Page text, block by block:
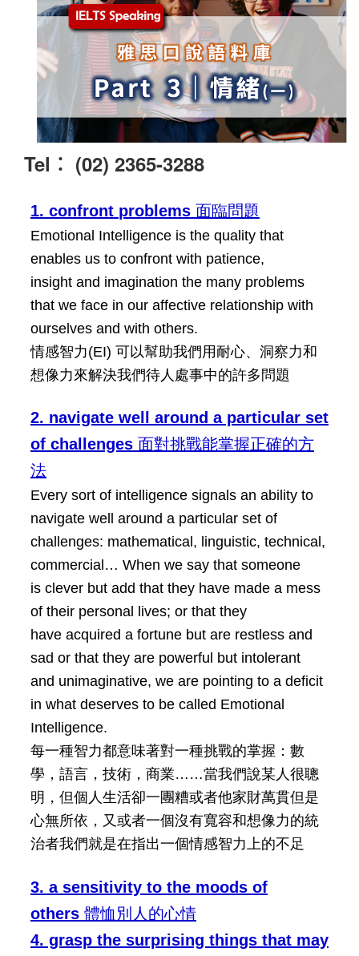
Tel︰ (02) 2365-3288
1. confront problems 面臨問題
Emotional Intelligence is the quality that
enables us to confront with patience,
insight and imagination the many problems
that we face in our affective relationship with
ourselves and with others.
情感智力(EI) 可以幫助我們用耐心、洞察力和
想像力來解決我們待人處事中的許多問題
2. navigate well around a particular set
of challenges 面對挑戰能掌握正確的方
法
Every sort of intelligence signals an ability to
navigate well around a particular set of
challenges: mathematical, linguistic, technical,
commercial … When we say that someone
is clever but add that they have made a mess
of their personal lives; or that they
have acquired a fortune but are restless and
sad or that they are powerful but intolerant
and unimaginative, we are pointing to a deficit
in what deserves to be called Emotional
Intelligence.
每一種智力都意味著對一種挑戰的掌握：數
學，語言，技術，商業……當我們說某人很聰
明，但個人生活卻一團糟或者他家財萬貫但是
心無所依，又或者一個沒有寬容和想像力的統
治者我們就是在指出一個情感智力上的不足
3. a sensitivity to the moods of
others 體恤別人的心情
4. grasp the surprising things that may